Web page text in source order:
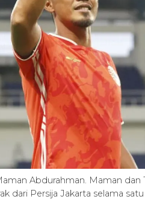
Abdurahman. Maman
dari Persija Jakarta selama